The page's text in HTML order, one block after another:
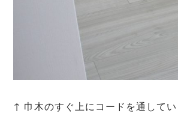
↑ 巾木のすぐ上にコードを通してい